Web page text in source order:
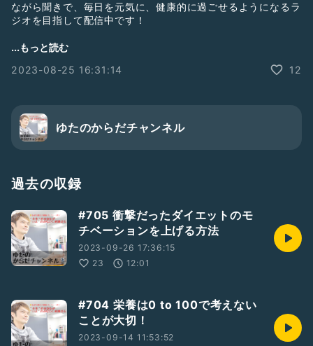
ながら聞きで、毎日を元気に、健康的に過ごせるようになるラ
ジオを目指して配信中です！
（からだに関する質問はこちらへ）
★ゆたのSNS★
BLOG ：
https://hearts-bridge-jp.com/official-blog/
Twitter： https://mobile.twitter.com/YutaYoshioka1
Facebook ：
https://www.facebook.com/yuta.heartsbridge
YouTube ：
#宇宙
#ダイエット
#肩こり首こり腰痛膝痛
#筋トレ
...もっと読む
2023-08-25 16:31:14
12
ゆたのからだチャンネル
過去の収録
#705 衝撃だったダイエットのモ
チベーションを上げる方法
2023-09-26 17:36:15
23
12:01
#704 栄養は0 to 100で考えない
ことが大切！
2023-09-14 11:53:52